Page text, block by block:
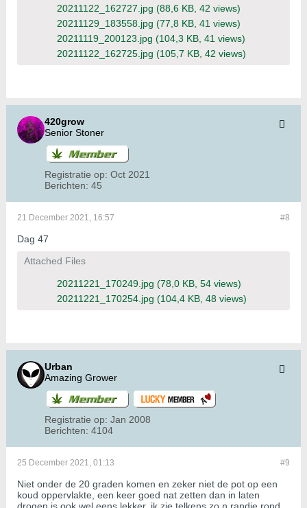
20211122_162727.jpg (88,6 KB, 42 views)
20211129_183558.jpg (77,8 KB, 41 views)
20211119_200123.jpg (104,3 KB, 41 views)
20211122_162725.jpg (105,7 KB, 42 views)
420grow
Senior Stoner
Registratie op: Oct 2021
Berichten: 45
#8
21 December 2021, 16:57
Dag 47
Attached Files
20211221_170249.jpg (78,0 KB, 54 views)
20211221_170254.jpg (104,4 KB, 48 views)
Urban
Amazing Grower
Registratie op: Jan 2008
Berichten: 4104
#9
25 December 2021, 01:13
Niet onder de 20 graden komen en zeker niet de pot op een
koud oppervlakte, een keer goed nat zetten dan in laten